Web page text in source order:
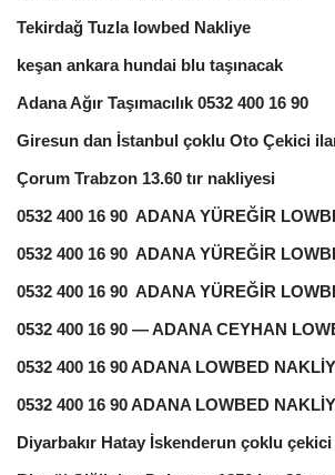
Tekirdağ Tuzla lowbed Nakliye
keşan ankara hundai blu taşınacak
Adana Ağır Taşımacılık 0532 400 16 90
Giresun dan İstanbul çoklu Oto Çekici
Çorum Trabzon 13.60 tır nakliyesi
0532 400 16 90 ADANA YÜREĞİR
0532 400 16 90 ADANA YÜREĞİR
0532 400 16 90 ADANA YÜREĞİR
0532 400 16 90 — ADANA CEYHAN
0532 400 16 90 ADANA LOWBED
0532 400 16 90 ADANA LOWBED
Diyarbakır Hatay İskenderun çoklu çekici